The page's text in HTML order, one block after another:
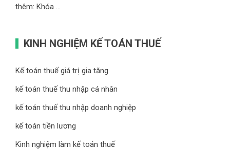
thêm: Khóa ...
KINH NGHIỆM KẾ TOÁN THUẾ
Kế toán thuế giá trị gia tăng
kế toán thuế thu nhập cá nhân
kế toán thuế thu nhập doanh nghiệp
kế toán tiền lương
Kinh nghiệm làm kế toán thuế